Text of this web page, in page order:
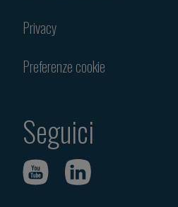
Privacy
Preferenze cookie
Seguici